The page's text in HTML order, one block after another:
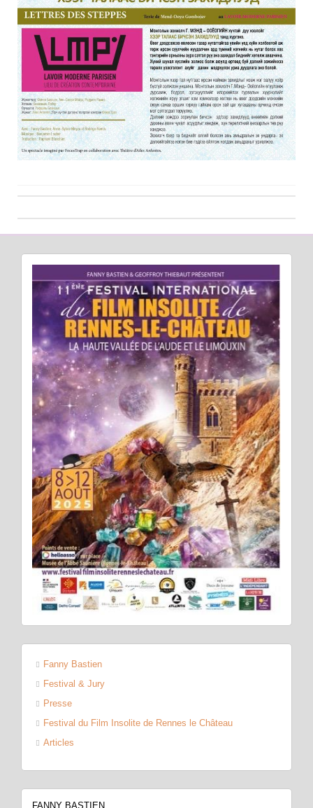
Fanny Bastien
Festival & Jury
Presse
Festival du Film Insolite de Rennes le Château
Articles
FANNY BASTIEN